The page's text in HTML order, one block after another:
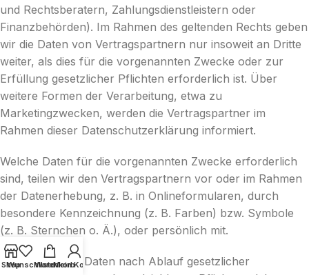
und Rechtsberatern, Zahlungsdienstleistern oder
Finanzbehörden). Im Rahmen des geltenden Rechts geben
wir die Daten von Vertragspartnern nur insoweit an Dritte
weiter, als dies für die vorgenannten Zwecke oder zur
Erfüllung gesetzlicher Pflichten erforderlich ist. Über
weitere Formen der Verarbeitung, etwa zu
Marketingzwecken, werden die Vertragspartner im
Rahmen dieser Datenschutzerklärung informiert.
Welche Daten für die vorgenannten Zwecke erforderlich
sind, teilen wir den Vertragspartnern vor oder im Rahmen
der Datenerhebung, z. B. in Onlineformularen, durch
besondere Kennzeichnung (z. B. Farben) bzw. Symbole
(z. B. Sternchen o. Ä.), oder persönlich mit.
Wir löschen die Daten nach Ablauf gesetzlicher
Shop
WunschlisteWarenkorb
Mein Konto